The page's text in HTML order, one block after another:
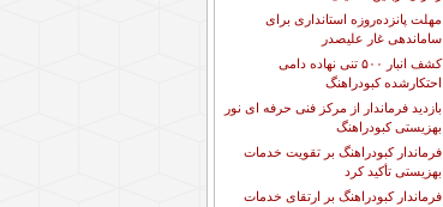
مهلت پانزده‌روزه استانداری برای
ساماندهی غار علیصدر
کشف انبار ۵۰۰ تنی نهاده دامی
احتکارشده کبودراهنگ
بازدید فرماندار از مرکز فنی حرفه ای نور
بهزیستی کبودراهنگ
فرماندار کبودراهنگ بر تقویت خدمات
بهزیستی تأکید کرد
فرماندار کبودراهنگ بر ارتقای خدمات